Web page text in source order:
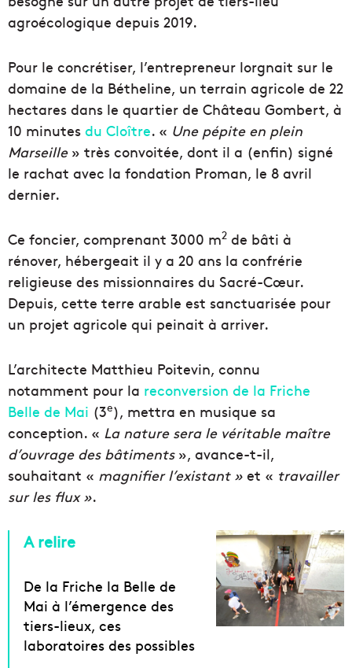
agroécologique depuis 2019.
Pour le concrétiser, l’entrepreneur lorgnait sur le
domaine de la Bétheline, un terrain agricole de 22
hectares dans le quartier de Château Gombert, à
10 minutes du Cloître. « Une pépite en plein
Marseille» très convoitée, dont il a (enfin) signé
le rachat avec la fondation Proman, le 8 avril
dernier.
Ce foncier, comprenant 3000 m2 de bâti à
rénover, hébergeait il y a 20 ans la confrérie
religieuse des missionnaires du Sacré-Cœur.
Depuis, cette terre arable est sanctuarisée pour
un projet agricole qui peinait à arriver.
L’architecte Matthieu Poitevin, connu
notamment pour la reconversion de la Friche
Belle de Mai (3e), mettra en musique sa
conception. « La nature sera le véritable maître
d’ouvrage des bâtiments», avance-t-il,
souhaitant « magnifier l’existant » et « travailler
sur les flux ».
A relire
De la Friche la Belle de
Mai à l’émergence des
tiers-lieux, ces
laboratoires des possibles